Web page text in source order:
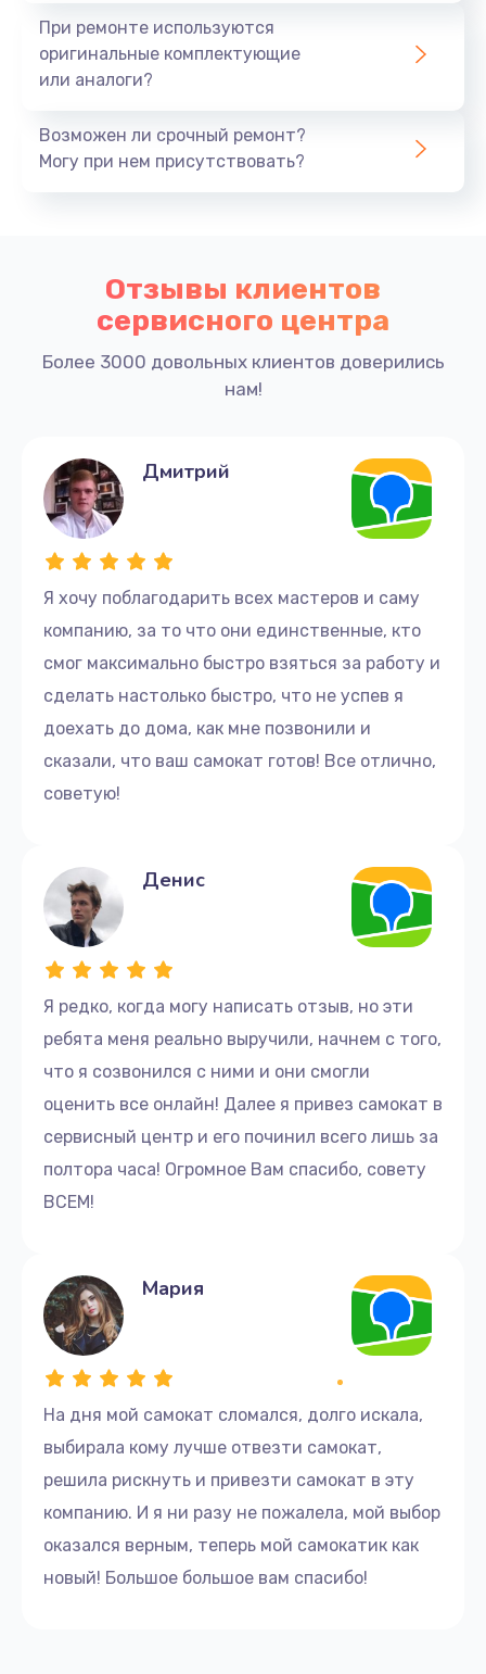
При ремонте используются
оригинальные комплектующие
или аналоги?
Возможен ли срочный ремонт?
Могу при нем присутствовать?
Отзывы клиентов
сервисного центра
Более 3000 довольных клиентов доверились
нам!
Я хочу поблагодарить всех мастеров и саму
компанию, за то что они единственные, кто
смог максимально быстро взяться за работу и
сделать настолько быстро, что не успев я
доехать до дома, как мне позвонили и
сказали, что ваш самокат готов! Все отлично,
советую!
Дмитрий
Я редко, когда могу написать отзыв, но эти
ребята меня реально выручили, начнем с того,
что я созвонился с ними и они смогли
оценить все онлайн! Далее я привез самокат в
сервисный центр и его починил всего лишь за
полтора часа! Огромное Вам спасибо, совету
ВСЕМ!
Денис
На дня мой самокат сломался, долго искала,
выбирала кому лучше отвезти самокат,
решила рискнуть и привезти самокат в эту
компанию. И я ни разу не пожалела, мой выбор
оказался верным, теперь мой самокатик как
новый! Большое большое вам спасибо!
Мария